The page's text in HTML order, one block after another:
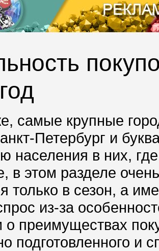
самые крупные
Петербург и
населения в них,
в этом разделе
только в сезон, а
из-за
о преимуществах
подготовленного и